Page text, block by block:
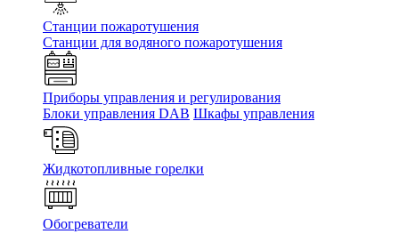
Станции пожаротушения
Станции для водяного пожаротушения
Приборы управления и регулирования
Блоки управления DAB Шкафы управления
Жидкотопливные горелки
Обогреватели